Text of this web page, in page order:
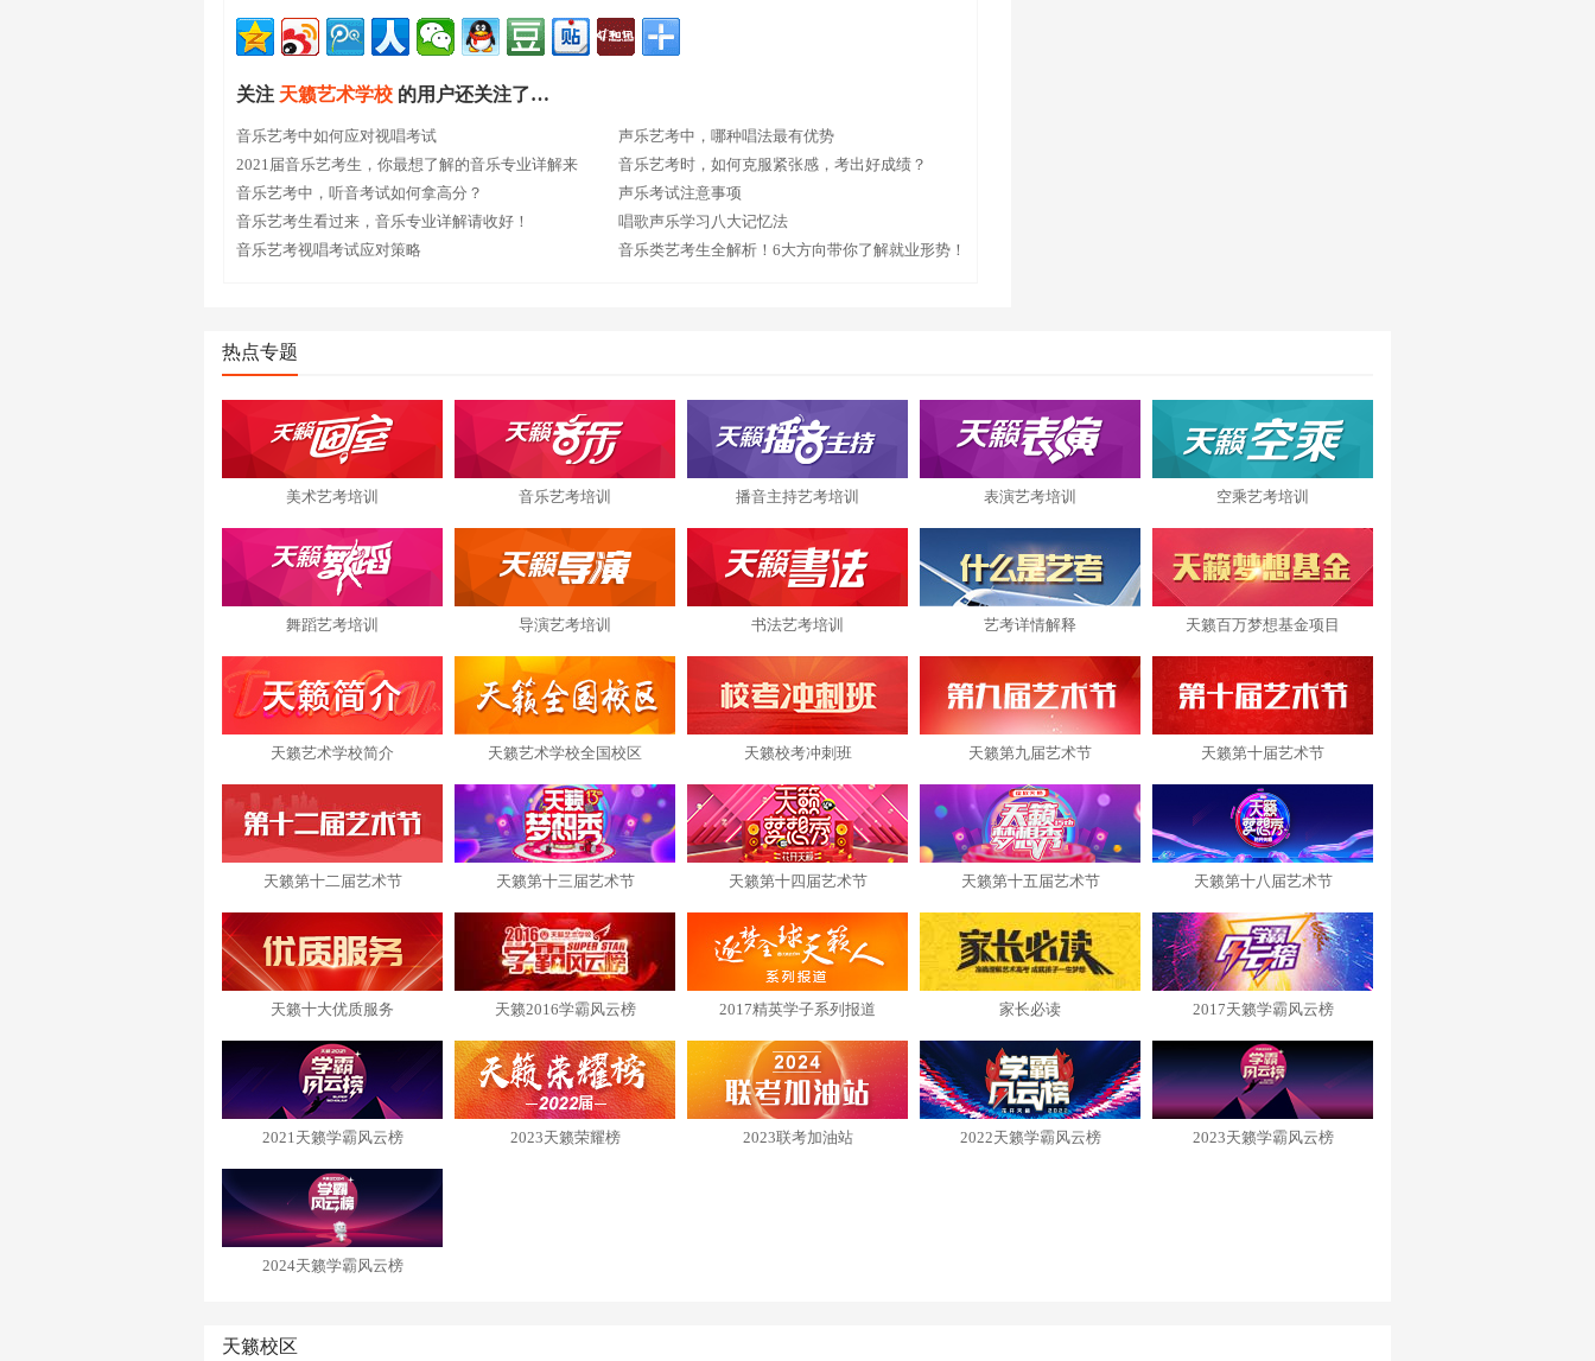
关注 天籁艺术学校 的用户还关注了…
音乐艺考中如何应对视唱考试
2021届音乐艺考生，你最想了解的音乐专业详解来
了！
音乐艺考中，听音考试如何拿高分？
音乐艺考生看过来，音乐专业详解请收好！
音乐艺考视唱考试应对策略
声乐艺考中，哪种唱法最有优势
音乐艺考时，如何克服紧张感，考出好成绩？
声乐考试注意事项
唱歌声乐学习八大记忆法
音乐类艺考生全解析！6大方向带你了解就业形势！
热点专题
美术艺考培训 音乐艺考培训 播音主持艺考培训 表演艺考培训 空乘艺考培训
舞蹈艺考培训 导演艺考培训 书法艺考培训 艺考详情解释 天籁百万梦想基金项目
天籁艺术学校简介 天籁艺术学校全国校区 天籁校考冲刺班 天籁第九届艺术节 天籁第十届艺术节
天籁第十二届艺术节 天籁第十三届艺术节 天籁第十四届艺术节 天籁第十五届艺术节 天籁第十八届艺术节
天籁十大优质服务 天籁2016学霸风云榜 2017精英学子系列报道 家长必读 2017天籁学霸风云榜
2021天籁学霸风云榜 2023天籁荣耀榜 2023联考加油站 2022天籁学霸风云榜 2023天籁学霸风云榜
2024天籁学霸风云榜
天籁校区